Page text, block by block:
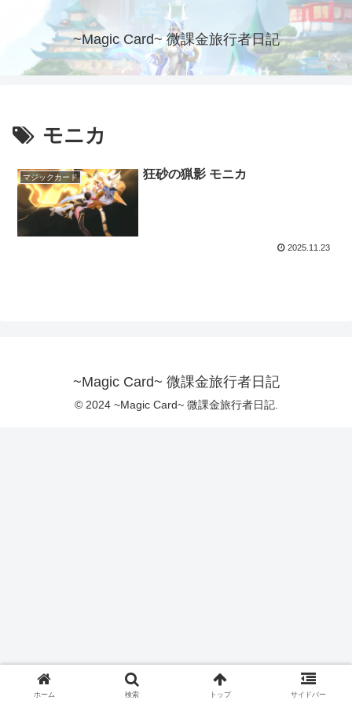
~Magic Card~ 微課金旅行者日記
モニカ
マジックカード 狂砂の猟影 モニカ
2025.11.23
~Magic Card~ 微課金旅行者日記
© 2024 ~Magic Card~ 微課金旅行者日記.
ホーム 検索 トップ サイドバー